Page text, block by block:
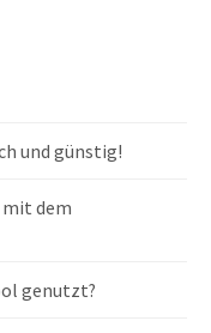
und günstig!
mit dem
genutzt?